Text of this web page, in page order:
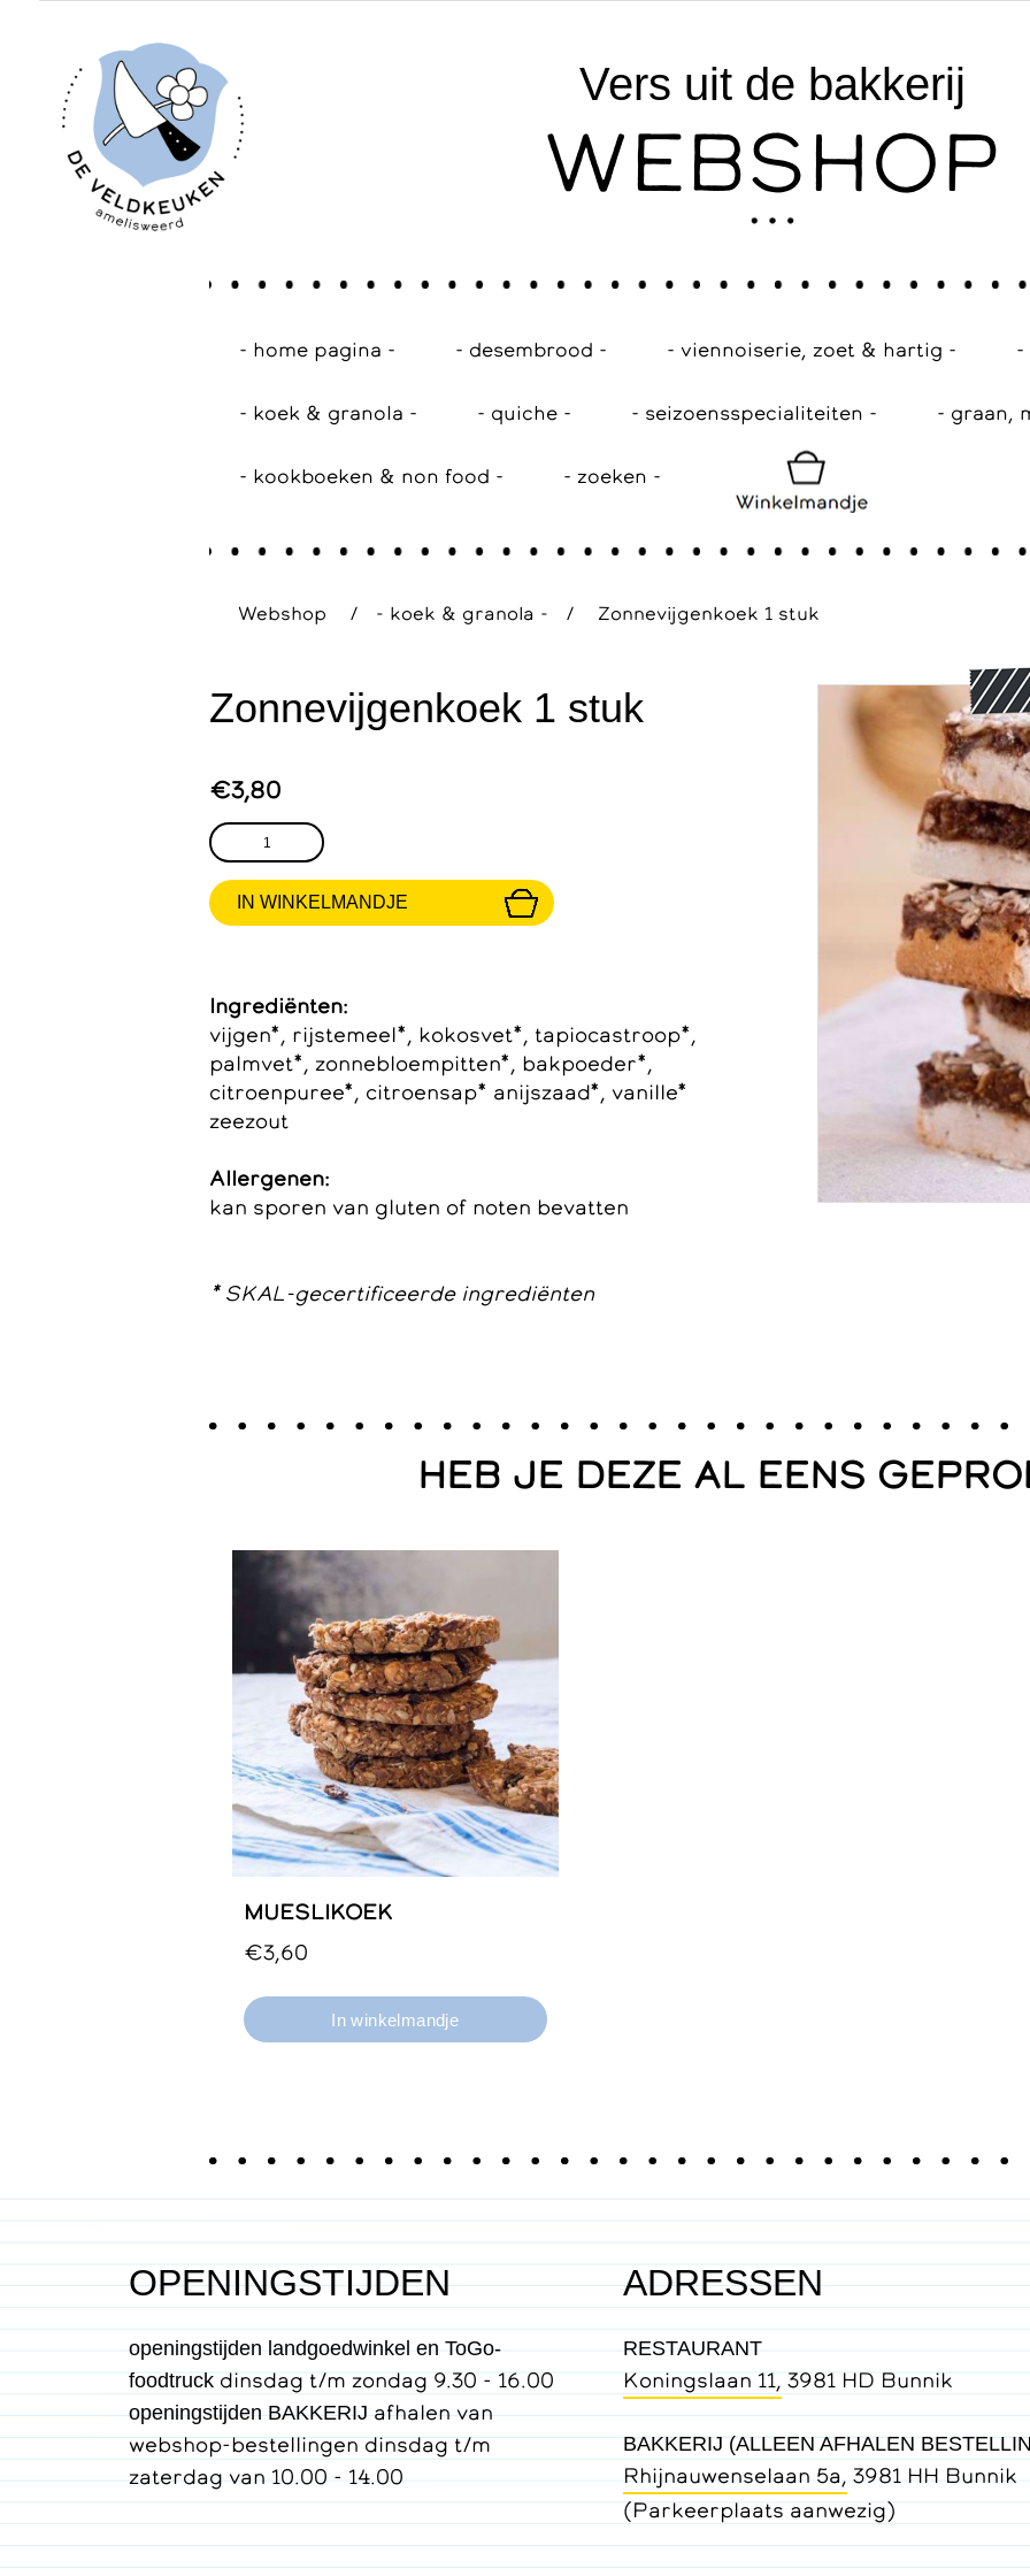
Vers uit de bakkerij
WEBSHOP
- home pagina - - desembrood - - viennoiserie, zoet & hartig - -
- koek & granola - - quiche - - seizoensspecialiteiten - - graan,
- kookboeken & non food - - zoeken -
Webshop / - koek & granola - / Zonnevijgenkoek 1 stuk
Zonnevijgenkoek 1 stuk
€3,80
Ingrediënten:
vijgen*, rijstemeel*, kokosvet*, tapiocastroop*,
palmvet*, zonnebloempitten*, bakpoeder*,
citroenpuree*, citroensap* anijszaad*, vanille*
zeezout
Allergenen:
kan sporen van gluten of noten bevatten
* SKAL-gecertificeerde ingrediënten
HEB JE DEZE AL EENS
MUESLIKOEK
€3,60
OPENINGSTIJDEN
openingstijden landgoedwinkel en ToGo-
foodtruck dinsdag t/m zondag 9.30 - 16.00
openingstijden BAKKERIJafhalen van
webshop-bestellingen dinsdag t/m
zaterdag van 10.00 - 14.00
ADRESSEN
RESTAURANT
Koningslaan 11, 3981 HD Bunnik
BAKKERIJ (ALLEEN AFHALEN
Rhijnauwenselaan 5a, 3981 HH Bunnik
(Parkeerplaats aanwezig)